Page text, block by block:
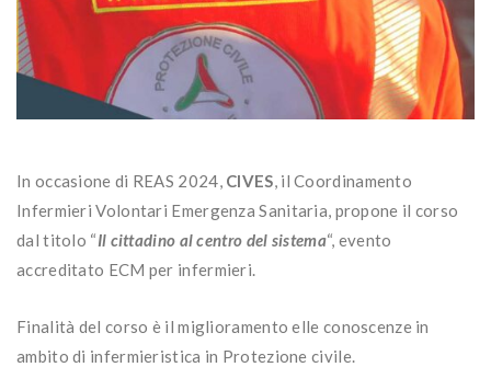
In occasione di REAS 2024, CIVES , il Coordinamento
Infermieri Volontari Emergenza Sanitaria, propone il corso
dal titolo “Il cittadino al centro del sistema“, evento
accreditato ECM per infermieri.
Finalità del corso è il miglioramento elle conoscenze in
ambito di infermieristica in Protezione civile.